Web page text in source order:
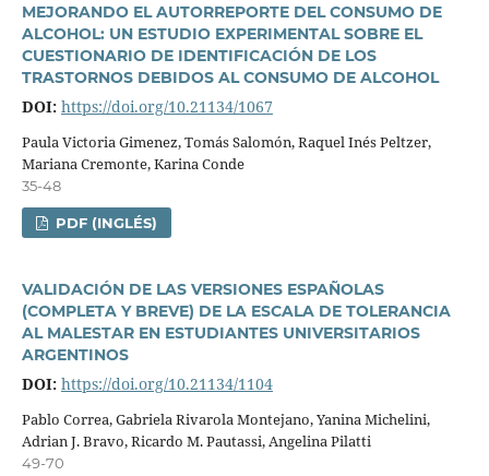
MEJORANDO EL AUTORREPORTE DEL CONSUMO DE
ALCOHOL: UN ESTUDIO EXPERIMENTAL SOBRE EL
CUESTIONARIO DE IDENTIFICACIÓN DE LOS
TRASTORNOS DEBIDOS AL CONSUMO DE ALCOHOL
DOI: https://doi.org/10.21134/1067
Paula Victoria Gimenez, Tomás Salomón, Raquel Inés Peltzer,
Mariana Cremonte, Karina Conde
35-48
PDF (INGLÉS)
VALIDACIÓN DE LAS VERSIONES ESPAÑOLAS
(COMPLETA Y BREVE) DE LA ESCALA DE TOLERANCIA
AL MALESTAR EN ESTUDIANTES UNIVERSITARIOS
ARGENTINOS
DOI: https://doi.org/10.21134/1104
Pablo Correa, Gabriela Rivarola Montejano, Yanina Michelini,
Adrian J. Bravo, Ricardo M. Pautassi, Angelina Pilatti
49-70